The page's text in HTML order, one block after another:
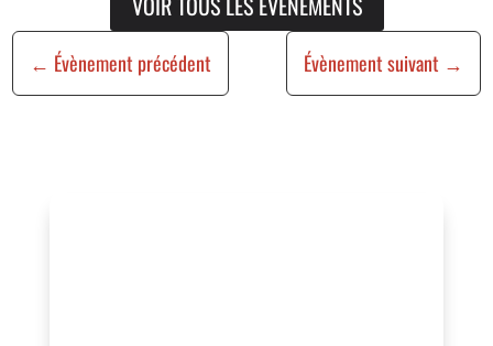
← Évènement précédent Évènement suivant →